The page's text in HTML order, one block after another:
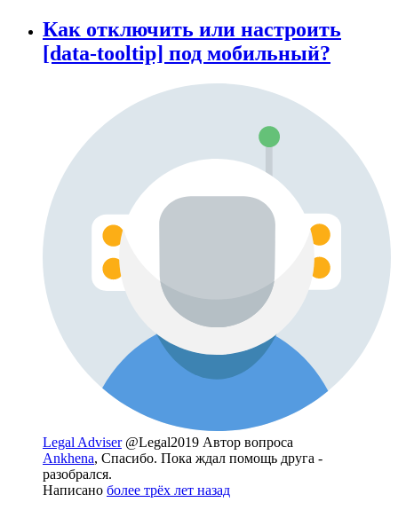
Как отключить или настроить
[data-tooltip] под мобильный?
Legal Adviser @Legal2019 Автор вопроса
Ankhena, Спасибо. Пока ждал помощь друга -
разобрался.
Написано более трёх лет назад